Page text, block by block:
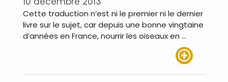
Cette traduction n’est ni le premier ni le dernier
livre sur le sujet, car depuis une bonne vingtaine
d’années en France, nourrir les oiseaux en …